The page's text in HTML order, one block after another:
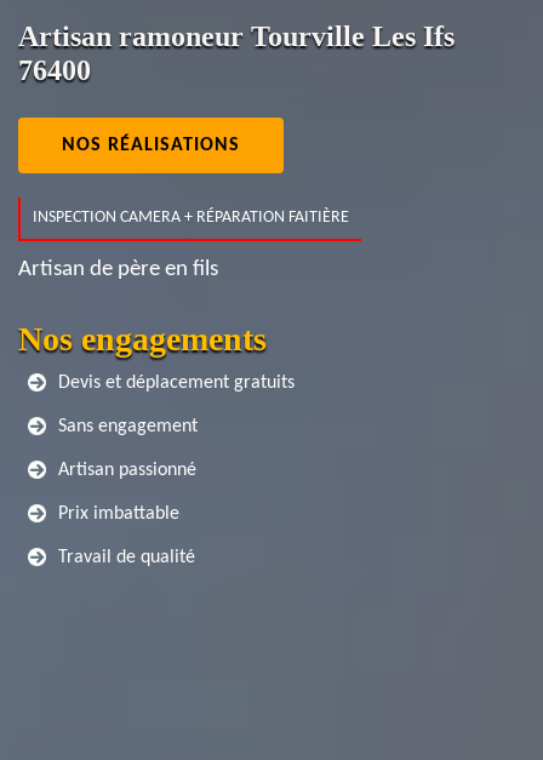
Artisan ramoneur Tourville Les Ifs
76400
NOS RÉALISATIONS
INSPECTION CAMERA + RÉPARATION FAITIÈRE
Artisan de père en fils
Nos engagements
Devis et déplacement gratuits
Sans engagement
Artisan passionné
Prix imbattable
Travail de qualité